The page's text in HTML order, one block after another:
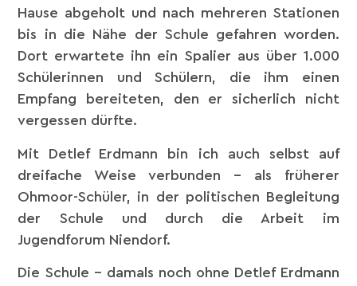
Hause abgeholt und nach mehreren Stationen
bis in die Nähe der Schule gefahren worden.
Dort erwartete ihn ein Spalier aus über 1.000
Schülerinnen und Schülern, die ihm einen
Empfang bereiteten, den er sicherlich nicht
vergessen dürfte.
Mit Detlef Erdmann bin ich auch selbst auf
dreifache Weise verbunden – als früherer
Ohmoor-Schüler, in der politischen Begleitung
der Schule und durch die Arbeit im
Jugendforum Niendorf.
Die Schule – damals noch ohne Detlef Erdmann